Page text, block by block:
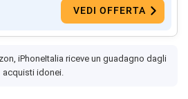
VEDI OFFERTA
iPhoneItalia riceve un guadagno dagli
acquisti idonei.